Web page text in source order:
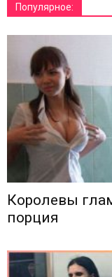
Популярное:
Королевы
порция